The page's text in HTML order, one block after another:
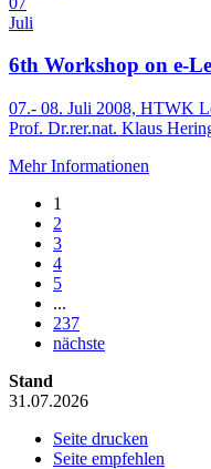
Juli
6th Workshop on e-
07.- 08. Juli 2008, HTWK
Prof. Dr.rer.nat. Klaus
Mehr Informationen
1
2
3
4
5
...
237
nächste
Stand
31.07.2026
Seite drucken
Seite empfehlen